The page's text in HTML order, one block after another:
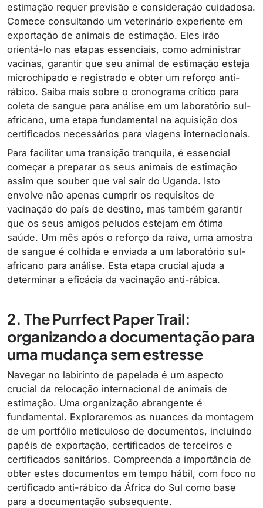
estimação requer previsão e consideração cuidadosa.
Comece consultando um veterinário experiente em
exportação de animais de estimação. Eles irão
orientá-lo nas etapas essenciais, como administrar
vacinas, garantir que seu animal de estimação esteja
microchipado e registrado e obter um reforço anti-
rábico. Saiba mais sobre o cronograma crítico para
coleta de sangue para análise em um laboratório sul-
africano, uma etapa fundamental na aquisição dos
certificados necessários para viagens internacionais.
Para facilitar uma transição tranquila, é essencial
começar a preparar os seus animais de estimação
assim que souber que vai sair do Uganda. Isto
envolve não apenas cumprir os requisitos de
vacinação do país de destino, mas também garantir
que os seus amigos peludos estejam em ótima
saúde. Um mês após o reforço da raiva, uma amostra
de sangue é colhida e enviada a um laboratório sul-
africano para análise. Esta etapa crucial ajuda a
determinar a eficácia da vacinação anti-rábica.
2. The Purrfect Paper Trail:
organizando a documentação para
uma mudança sem estresse
Navegar no labirinto de papelada é um aspecto
crucial da relocação internacional de animais de
estimação. Uma organização abrangente é
fundamental. Exploraremos as nuances da montagem
de um portfólio meticuloso de documentos, incluindo
papéis de exportação, certificados de terceiros e
certificados sanitários. Compreenda a importância de
obter estes documentos em tempo hábil, com foco no
certificado anti-rábico da África do Sul como base
para a documentação subsequente.